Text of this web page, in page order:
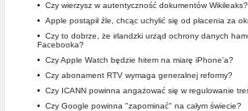
• Czy wierzysz w autentyczność dokumentów Wikileaks?
• Apple postąpił źle, chcąc uchylić się od płacenia za
• Czy to dobrze, że irlandzki urząd ochrony danych
Facebooka?
• Czy Apple Watch będzie hitem na miarę iPhone'a?
• Czy abonament RTV wymaga generalnej reformy?
• Czy ICANN powinna angażować się w regulowanie
• Czy Google powinna "zapominać" na całym świecie?